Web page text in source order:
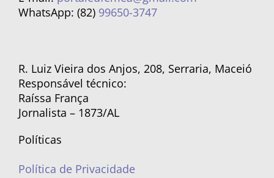
WhatsApp: (82) 99650-3747
R. Luiz Vieira dos Anjos, 208, Serraria, Maceió
Responsável técnico:
Raíssa França
Jornalista – 1873/AL
Políticas
Política de Privacidade